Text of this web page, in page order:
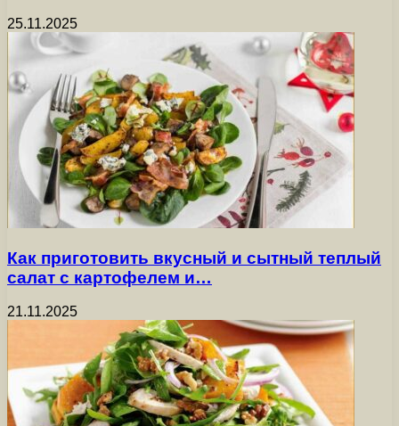
25.11.2025
Как приготовить вкусный и сытный теплый
салат с картофелем и…
21.11.2025